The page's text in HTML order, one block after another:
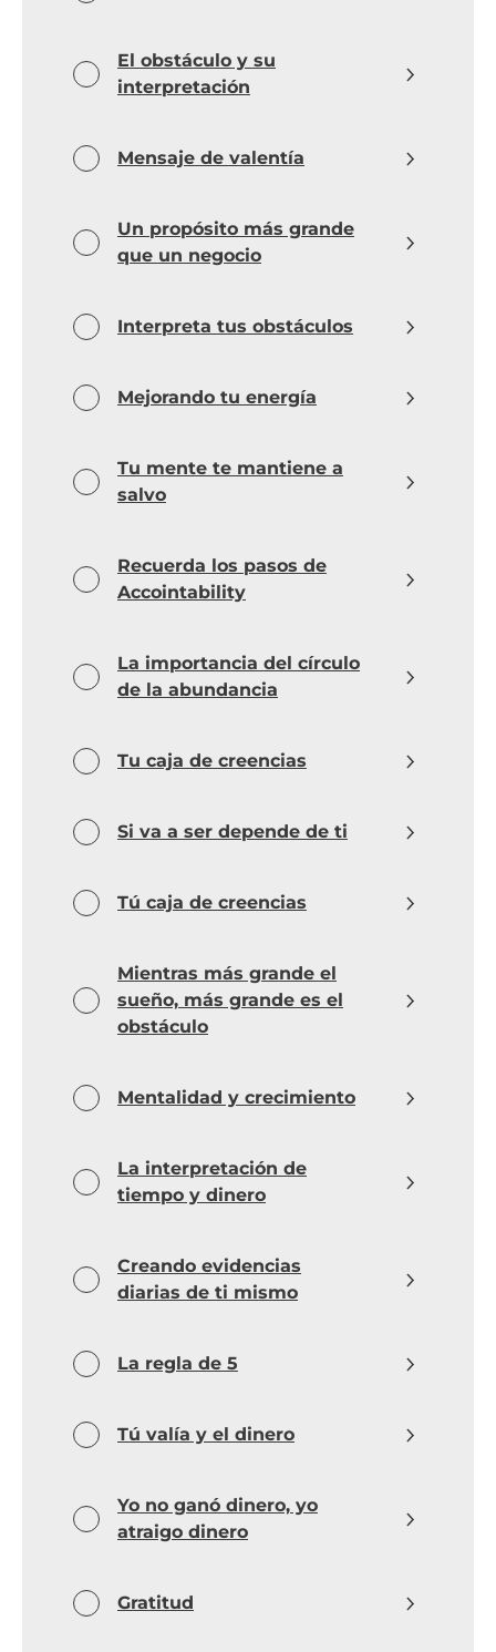
El obstáculo y su
interpretación
Mensaje de valentía
Un propósito más grande
que un negocio
Interpreta tus obstáculos
Mejorando tu energía
Tu mente te mantiene a
salvo
Recuerda los pasos de
Accointability
La importancia del círculo
de la abundancia
Tu caja de creencias
Si va a ser depende de ti
Tú caja de creencias
Mientras más grande el
sueño, más grande es el
obstáculo
Mentalidad y crecimiento
La interpretación de
tiempo y dinero
Creando evidencias
diarias de ti mismo
La regla de 5
Tú valía y el dinero
Yo no ganó dinero, yo
atraigo dinero
Gratitud